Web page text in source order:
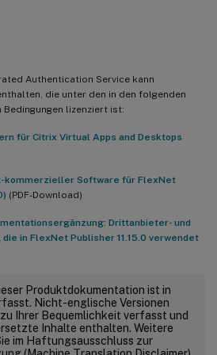
Authentication Service kann
die unter den in den folgenden
lizenziert ist:
für Citrix Virtual Apps and Desktops
kommerzieller Software für FlexNet
(PDF-Download)
Drittanbieter- und
in FlexNet Publisher 11.15.0 verwendet
Produktdokumentation ist in
Nicht-englische Versionen
Ihrer Bequemlichkeit verfasst und
Inhalte enthalten. Weitere
im Haftungsausschluss zur